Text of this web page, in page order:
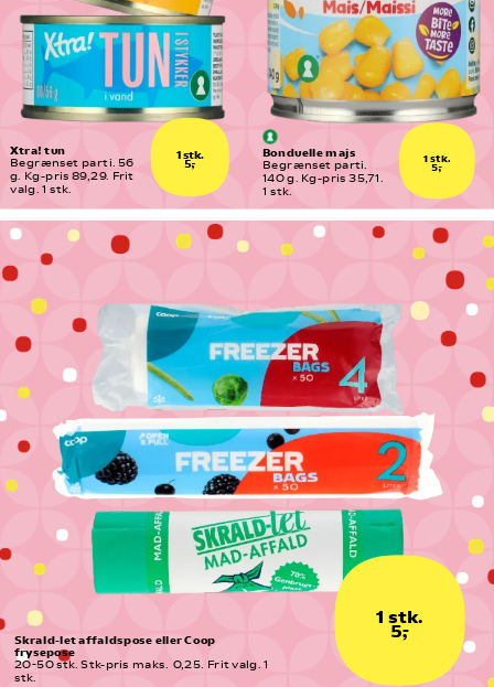
1 stk.
5,-
Xtra! tun
Begrænset parti. 56
g. Kg-pris 89,29. Frit
valg. 1 stk.
1 stk.
5,-
Bonduelle majs
Begrænset parti.
140 g. Kg-pris 35,71.
1 stk.
1 stk.
5,-
Skrald-let affaldspose eller Coop
frysepose
20-50 stk. Stk-pris maks.  0,25. Frit valg. 1
stk.